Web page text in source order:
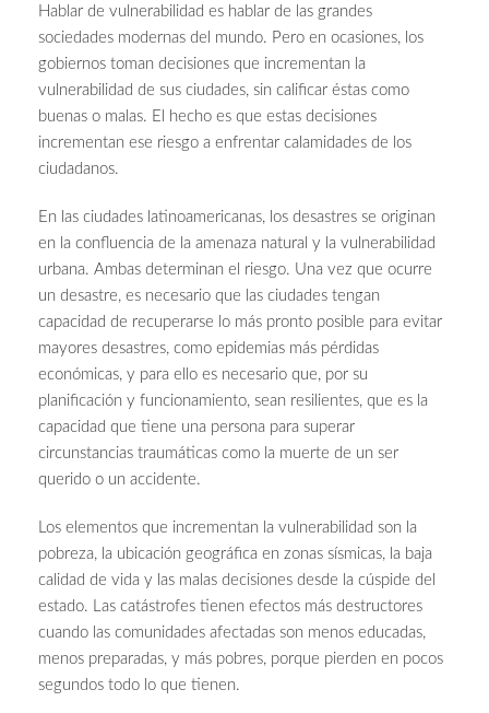
Hablar de vulnerabilidad es hablar de las grandes
sociedades modernas del mundo. Pero en ocasiones, los
gobiernos toman decisiones que incrementan la
vulnerabilidad de sus ciudades, sin calificar éstas como
buenas o malas. El hecho es que estas decisiones
incrementan ese riesgo a enfrentar calamidades de los
ciudadanos.
En las ciudades latinoamericanas, los desastres se originan
en la confluencia de la amenaza natural y la vulnerabilidad
urbana. Ambas determinan el riesgo. Una vez que ocurre
un desastre, es necesario que las ciudades tengan
capacidad de recuperarse lo más pronto posible para evitar
mayores desastres, como epidemias más pérdidas
económicas, y para ello es necesario que, por su
planificación y funcionamiento, sean resilientes, que es la
capacidad que tiene una persona para superar
circunstancias traumáticas como la muerte de un ser
querido o un accidente.
Los elementos que incrementan la vulnerabilidad son la
pobreza, la ubicación geográfica en zonas sísmicas, la baja
calidad de vida y las malas decisiones desde la cúspide del
estado. Las catástrofes tienen efectos más destructores
cuando las comunidades afectadas son menos educadas,
menos preparadas, y más pobres, porque pierden en pocos
segundos todo lo que tienen.